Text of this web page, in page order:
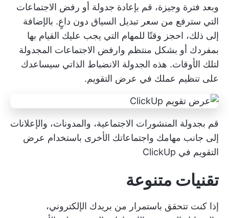
وبعد فترة وجيزة، قم بإعادة جدولة أو رفض الاجتماعات
التي سترفع من سعر تبديل السياق دون داعٍ. بالإضافة
إلى ذلك، احجز وقتًا للمهام التي يجب عليك القيام بها
بمفردك أو بشكل منتظم وارفض الاجتماعات المجدولة
لتلك الأوقات. هذه الجدولة الانضباط الذاتي سيساعدك
على تنظيم عملك في عرض التقويم.
قم بجدولة المنشورات الاجتماعية، والمدونات، والإعلانات
إلى جانب مهامك واجتماعاتك الأخرى باستخدام عرض
التقويم في ClickUp
تقنيات متنوعة
إذا كنت تتحقق باستمرار من بريدك الإلكتروني،